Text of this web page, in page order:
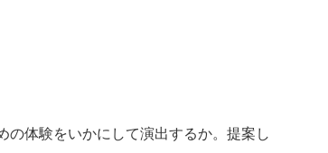
の体験をいかにして演出するか。提案し